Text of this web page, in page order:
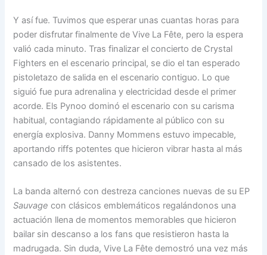
Y así fue. Tuvimos que esperar unas cuantas horas para
poder disfrutar finalmente de Vive La Fête, pero la espera
valió cada minuto. Tras finalizar el concierto de Crystal
Fighters en el escenario principal, se dio el tan esperado
pistoletazo de salida en el escenario contiguo. Lo que
siguió fue pura adrenalina y electricidad desde el primer
acorde. Els Pynoo dominó el escenario con su carisma
habitual, contagiando rápidamente al público con su
energía explosiva. Danny Mommens estuvo impecable,
aportando riffs potentes que hicieron vibrar hasta al más
cansado de los asistentes.
La banda alternó con destreza canciones nuevas de su EP
Sauvage con clásicos emblemáticos regalándonos una
actuación llena de momentos memorables que hicieron
bailar sin descanso a los fans que resistieron hasta la
madrugada. Sin duda, Vive La Fête demostró una vez más